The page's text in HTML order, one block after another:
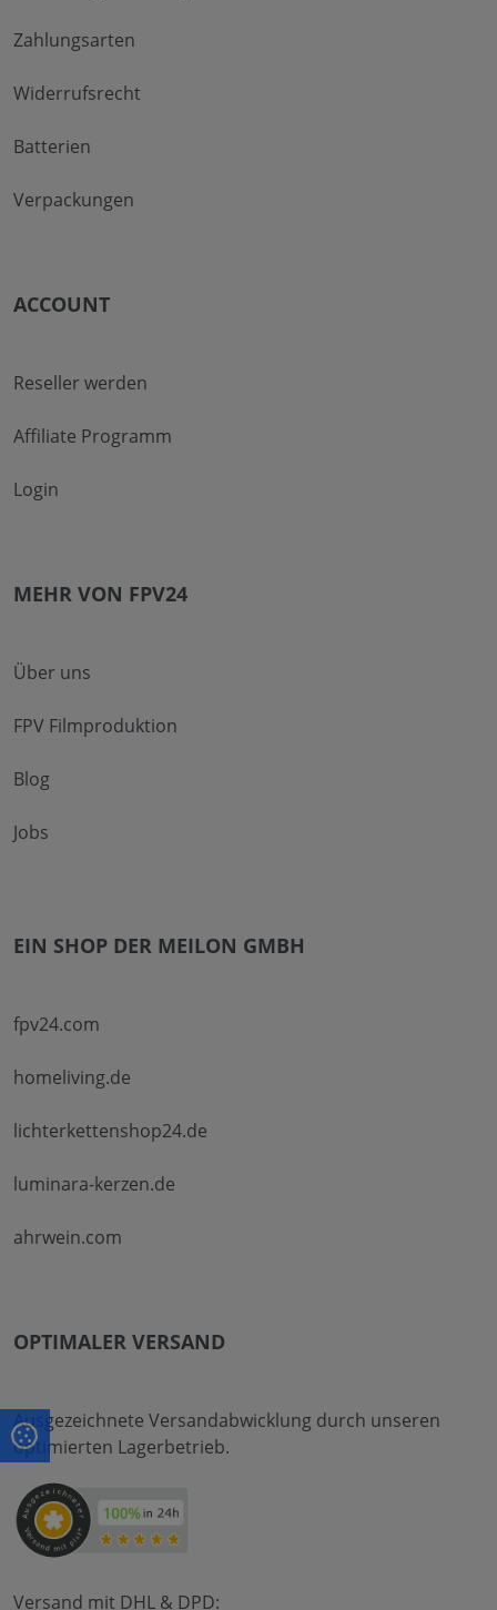
Zahlungsarten
Widerrufsrecht
Batterien
Verpackungen
ACCOUNT
Reseller werden
Affiliate Programm
Login
MEHR VON FPV24
Über uns
FPV Filmproduktion
Blog
Jobs
EIN SHOP DER MEILON GMBH
fpv24.com
homeliving.de
lichterkettenshop24.de
luminara-kerzen.de
ahrwein.com
OPTIMALER VERSAND
Ausgezeichnete Versandabwicklung durch unseren
optimierten Lagerbetrieb.
Versand mit DHL & DPD: